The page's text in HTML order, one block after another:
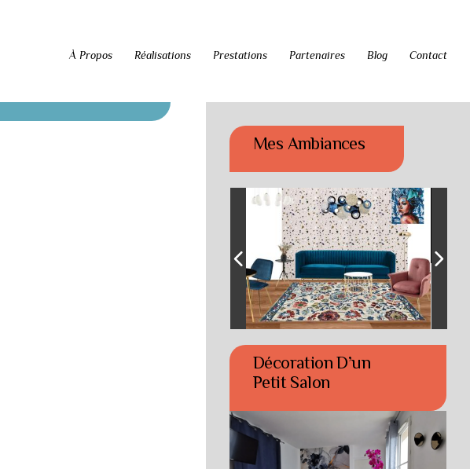
À Propos Réalisations Prestations Partenaires Blog Contact
Mes Ambiances
Décoration D’un
Petit Salon